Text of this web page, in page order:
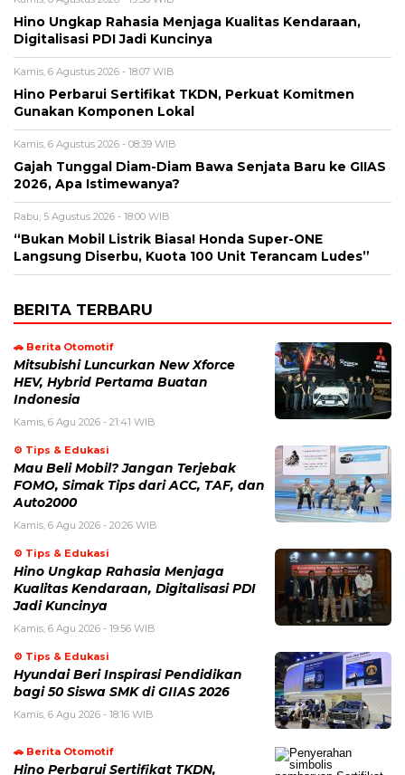
Hino Ungkap Rahasia Menjaga Kualitas Kendaraan,
Digitalisasi PDI Jadi Kuncinya
Kamis, 6 Agustus 2026 - 18:07 WIB
Hino Perbarui Sertifikat TKDN, Perkuat Komitmen
Gunakan Komponen Lokal
Kamis, 6 Agustus 2026 - 08:39 WIB
Gajah Tunggal Diam-Diam Bawa Senjata Baru ke GIIAS
2026, Apa Istimewanya?
Rabu, 5 Agustus 2026 - 18:00 WIB
“Bukan Mobil Listrik Biasa! Honda Super-ONE
Langsung Diserbu, Kuota 100 Unit Terancam Ludes”
BERITA TERBARU
🚗 Berita Otomotif
Mitsubishi Luncurkan New Xforce
HEV, Hybrid Pertama Buatan
Indonesia
Kamis, 6 Agu 2026 - 21:41 WIB
⚙️ Tips & Edukasi
Mau Beli Mobil? Jangan Terjebak
FOMO, Simak Tips dari ACC, TAF, dan
Auto2000
Kamis, 6 Agu 2026 - 20:26 WIB
⚙️ Tips & Edukasi
Hino Ungkap Rahasia Menjaga
Kualitas Kendaraan, Digitalisasi PDI
Jadi Kuncinya
Kamis, 6 Agu 2026 - 19:56 WIB
⚙️ Tips & Edukasi
Hyundai Beri Inspirasi Pendidikan
bagi 50 Siswa SMK di GIIAS 2026
Kamis, 6 Agu 2026 - 18:16 WIB
🚗 Berita Otomotif
Hino Perbarui Sertifikat TKDN,